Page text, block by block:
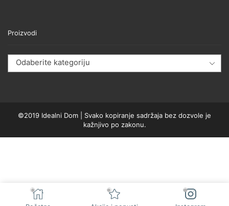
Proizvodi
Odaberite kategoriju
©2019 Idealni Dom | Svako kopiranje sadržaja bez dozvole je
kažnjivo po zakonu.